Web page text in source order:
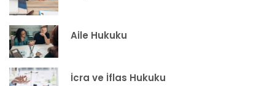
Aile Hukuku
İcra ve İflas Hukuku